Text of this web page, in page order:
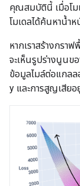
คุณสมบัตินี้ เมื่อโม
โมเดลได้ค้นหาน้ำ
หากเราสร้างกรา
จะเห็นรูปร่างนูน
ข้อมูลไมล์ต่อแกล
y และการสูญเสีย